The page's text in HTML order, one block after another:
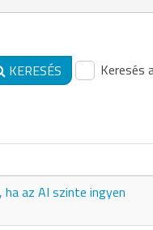
KERESÉS Keresés
az AI szinte ingyen